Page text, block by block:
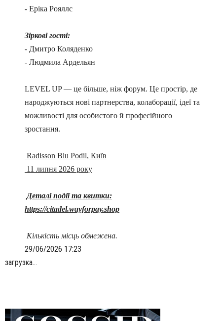
- Еріка Рояллс
Зіркові гості:
- Дмитро Коляденко
- Людмила Ардельян
LEVEL UP — це більше, ніж форум. Це простір, де
народжуються нові партнерства, колаборації, ідеї та
можливості для особистого й професійного
зростання.
Radisson Blu Podil, Київ
11 липня 2026 року
Деталі події та квитки:
https://citadel.wayforpay.shop
Кількість місць обмежена.
29/06/2026 17:23
загрузка...